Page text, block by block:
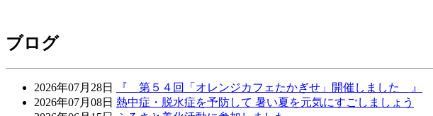
ブログ
2026年07月28日
『 第５４回「オレンジカフェたかぎせ」開催しました 』
2026年07月08日 熱中症・脱水症を予防して 暑い夏を元気にすごしましょう